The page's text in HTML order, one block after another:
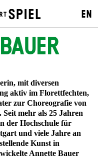
EN
mit diversen
aktiv im Florettfechten,
zur Choreografie von
mehr als 25 Jahren
der Hochschule für
und viele Jahre an
Kunst in
Annette Bauer